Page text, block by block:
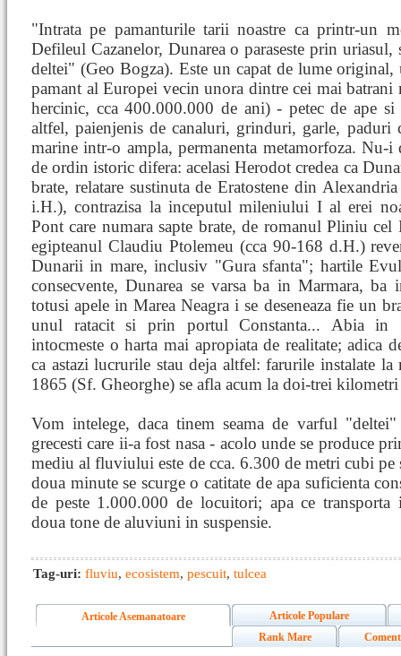
"Intrata pe pamanturile tarii noastre ca printr-un
Defileul Cazanelor, Dunarea o paraseste prin
deltei" (Geo Bogza). Este un capat de lume
pamant al Europei vecin unora dintre cei mai
hercinic, cca 400.000.000 de ani) - petec de ape
altfel, paienjenis de canaluri, grinduri, garle,
marine intr-o ampla, permanenta metamorfoza. Nu-i
de ordin istoric difera: acelasi Herodot credea ca
brate, relatare sustinuta de Eratostene din
i.H.), contrazisa la inceputul mileniului I al erei
Pont care numara sapte brate, de romanul Pliniu cel
egipteanul Claudiu Ptolemeu (cca 90-168 d.H.)
Dunarii in mare, inclusiv "Gura sfanta"; hartile
consecvente, Dunarea se varsa ba in Marmara, ba
totusi apele in Marea Neagra i se deseneaza fie un
unul ratacit si prin portul Constanta... Abia in
intocmeste o harta mai apropiata de realitate; adica
ca astazi lucrurile stau deja altfel: farurile instalate
1865 (Sf. Gheorghe) se afla acum la doi-trei
Vom intelege, daca tinem seama de varful
grecesti care ii-a fost nasa - acolo unde se produce
mediu al fluviului este de cca. 6.300 de metri cubi pe
doua minute se scurge o catitate de apa suficienta
de peste 1.000.000 de locuitori; apa ce transporta
doua tone de aluviuni in suspensie.
Tag-uri: fluviu, ecosistem, pescuit, tulcea
Articole Asemanatoare
Articole Populare
Rank Mare